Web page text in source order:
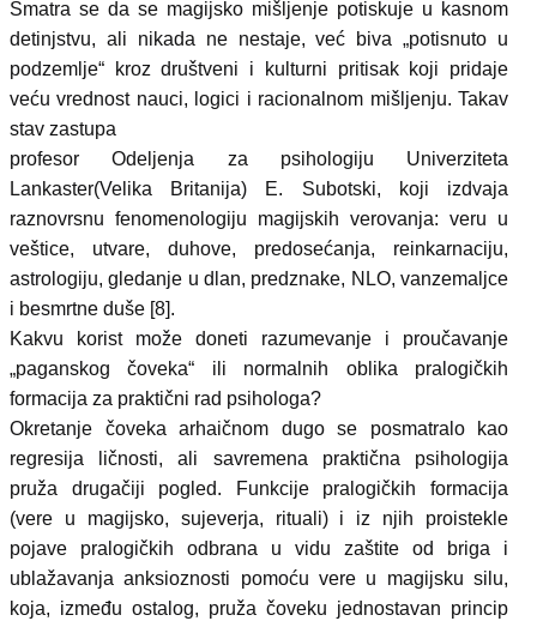
Smatra se da se magijsko mišljenje potiskuje u kasnom
detinjstvu, ali nikada ne nestaje, već biva „potisnuto u
podzemlje“ kroz društveni i kulturni pritisak koji pridaje
veću vrednost nauci, logici i racionalnom mišljenju. Takav
stav zastupa
profesor Odeljenja za psihologiju Univerziteta
Lankaster(Velika Britanija) E. Subotski, koji izdvaja
raznovrsnu fenomenologiju magijskih verovanja: veru u
veštice, utvare, duhove, predosećanja, reinkarnaciju,
astrologiju, gledanje u dlan, predznake, NLO, vanzemaljce
i besmrtne duše [8].
Kakvu korist može doneti razumevanje i proučavanje
„paganskog čoveka“ ili normalnih oblika pralogičkih
formacija za praktični rad psihologa?
Okretanje čoveka arhaičnom dugo se posmatralo kao
regresija ličnosti, ali savremena praktična psihologija
pruža drugačiji pogled. Funkcije pralogičkih formacija
(vere u magijsko, sujeverja, rituali) i iz njih proistekle
pojave pralogičkih odbrana u vidu zaštite od briga i
ublažavanja anksioznosti pomoću vere u magijsku silu,
koja, između ostalog, pruža čoveku jednostavan princip